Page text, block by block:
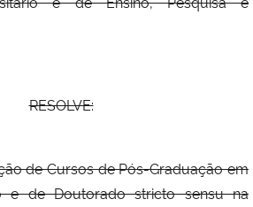
RESOLVE:
de Cursos de Pós-Graduação em
e de Doutorado stricto sensu na